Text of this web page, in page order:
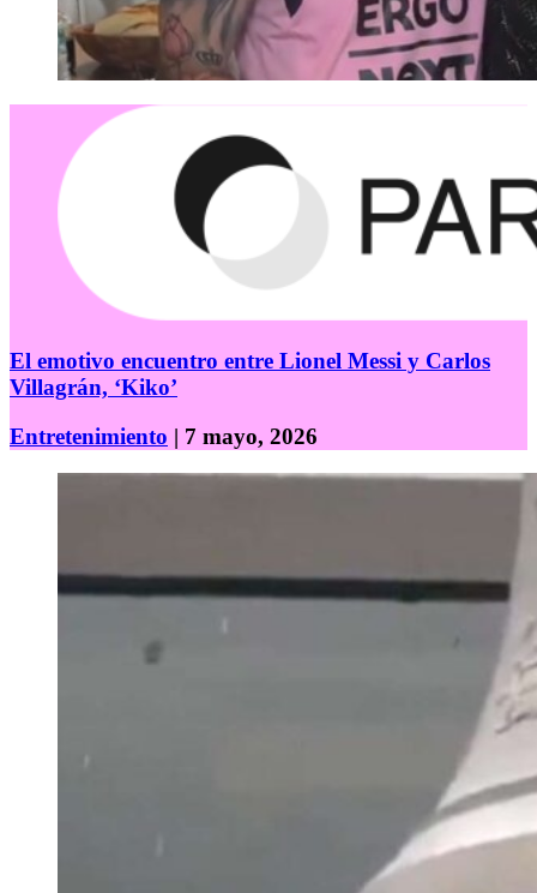
El emotivo encuentro entre Lionel Messi y Carlos
Villagrán, ‘Kiko’
Entretenimiento | 7 mayo, 2026